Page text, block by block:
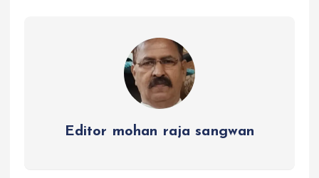
m
Editor mohan raja sangwan